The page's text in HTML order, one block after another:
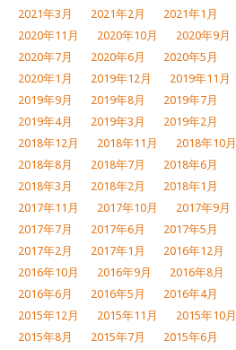
2021年3月
2021年2月 2021年1月
2020年11月
2020年10月 2020年9月
2020年7月
2020年6月 2020年5月
2020年1月
2019年12月 2019年11月
2019年9月
2019年8月 2019年7月
2019年4月
2019年3月 2019年2月
2018年12月
2018年11月 2018年10月
2018年8月
2018年7月 2018年6月
2018年3月
2018年2月 2018年1月
2017年11月
2017年10月 2017年9月
2017年7月
2017年6月 2017年5月
2017年2月
2017年1月 2016年12月
2016年10月
2016年9月 2016年8月
2016年6月
2016年5月 2016年4月
2015年12月
2015年11月 2015年10月
2015年8月
2015年7月 2015年6月